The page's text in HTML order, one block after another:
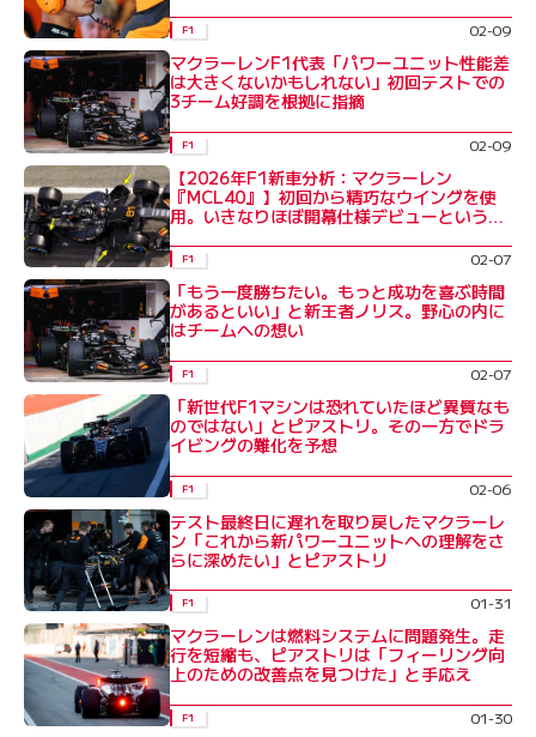
F1 02-09
マクラーレンF1代表「パワーユニット性能差
は大きくないかもしれない」初回テストでの
3チーム好調を根拠に指摘
F1 02-09
【2026年F1新車分析：マクラーレン
『MCL40』】初回から精巧なウイングを使
用。いきなりほぼ開幕仕様デビューという独
F1 02-07
「もう一度勝ちたい。もっと成功を喜ぶ時間
があるといい」と新王者ノリス。野心の内に
はチームへの想い
F1 02-07
「新世代F1マシンは恐れていたほど異質なも
のではない」とピアストリ。その一方でドラ
イビングの難化を予想
F1 02-06
テスト最終日に遅れを取り戻したマクラーレ
ン「これから新パワーユニットへの理解をさ
らに深めたい」とピアストリ
F1 01-31
マクラーレンは燃料システムに問題発生。走
行を短縮も、ピアストリは「フィーリング向
上のための改善点を見つけた」と手応え
F1 01-30